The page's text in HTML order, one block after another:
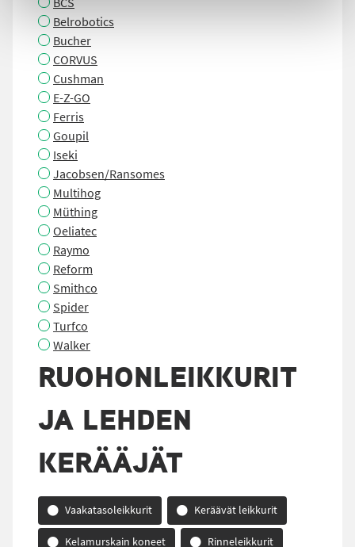
Belrobotics
Bucher
CORVUS
Cushman
E-Z-GO
Ferris
Goupil
Iseki
Jacobsen/Ransomes
Multihog
Müthing
Oeliatec
Raymo
Reform
Smithco
Spider
Turfco
Walker
RUOHONLEIKKURIT
JA LEHDEN
KERÄÄJÄT
Vaakatasoleikkurit Keräävät leikkurit
Kelamurskain koneet Rinneleikkurit